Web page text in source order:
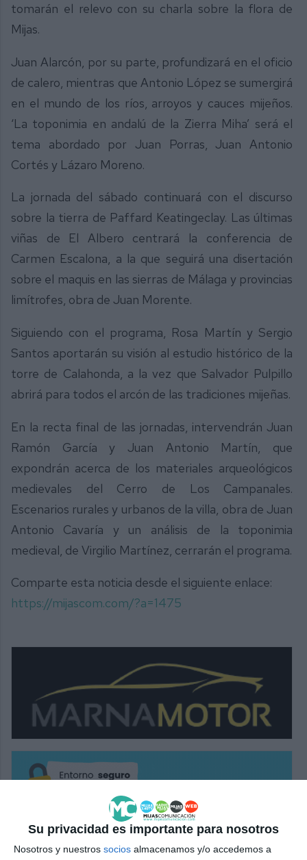
Su privacidad es importante para nosotros
Nosotros y nuestros socios almacenamos y/o accedemos a
tomarán el relevo con su charla sobre la flora de
Mijas.
Juan Alarcón, por su parte, profundizará en el oficio
de calero, mientras que Antonio López se sumergirá
en el mundo de los ríos, arroyos y cauces mijeños.
‘La toponimia en andalú de la Zierra Miha’ será el
tema abordado por Juan Porras, Juan Antonio
Cortés y Lázaro Moreno.
La jornada del sábado continuará con el discurso
sobre la tierra de Paffard Keatingeclay. Las últimas
viñas de El Albero centrará la conferencia de
Carmen Escalona, a la que seguirá una disertación
sobre el maquis en las sierras de Málaga y provincias
limítrofes, obra de Juan Morente.
Siguiendo con el programa, Rosa Martín y Sergio
Santos aportarán su visión al estudio histórico de la
torre de Calahonda, a la vez que Salvador Pulpillo
abrirá para todos el arcón de las tradiciones mijeñas.
En la recta final de las jornadas, intervendrán Juan
Ramón García y Juan Antonio Martín, que
expondrán acerca de los materiales arqueológicos
medievales del Cerro de Los Campanales.
Escenarios rurales y urbanos de la villa, obra de Juan
Antonio Cavaría y un análisis de la toponimia
medieval, de Virgilio Martínez, cerrarán el programa.
Comparte esta noticia desde el siguiente enlace:
https://mijascom.com/?a=1475